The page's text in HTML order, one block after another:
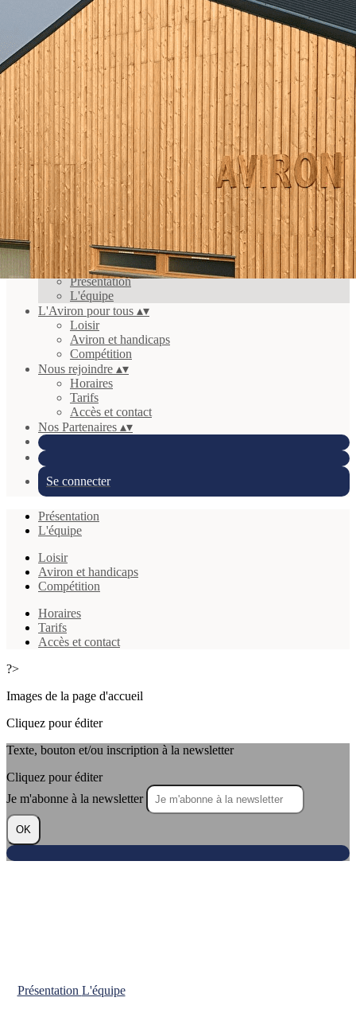
Exporter les lignes sélectionnées
Exporter toutes les colonnes
Exporter uniquement les colonnes affichées
Menu
<
>
Présentation
L'équipe
Ajoutez un logo, un bouton, des réseaux sociaux
Cliquez pour éditer
Accueil▴ ▾
Présentation
L'équipe
L'Aviron pour tous ▴▾
Loisir
Aviron et handicaps
Compétition
Nous rejoindre ▴▾
Horaires
Tarifs
Accès et contact
Nos Partenaires ▴▾
Se connecter
Présentation
L'équipe
Loisir
Aviron et handicaps
Compétition
Horaires
Tarifs
Accès et contact
?>
Images de la page d'accueil
Cliquez pour éditer
Texte, bouton et/ou inscription à la newsletter
Cliquez pour éditer
Je m'abonne à la newsletter
OK
Présentation L'équipe